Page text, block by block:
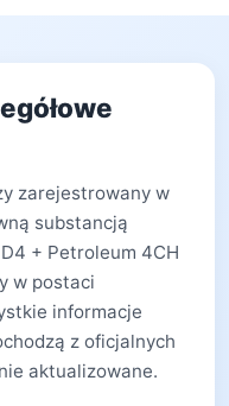
zarejestrowany w
substancją
+ Petroleum 4CH
w postaci
informacje
z oficjalnych
aktualizowane.